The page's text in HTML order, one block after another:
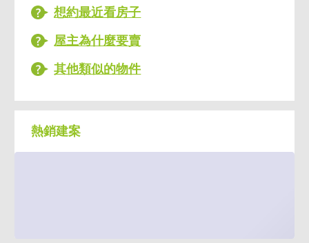
想約最近看房子
屋主為什麼要賣
其他類似的物件
熱銷建案